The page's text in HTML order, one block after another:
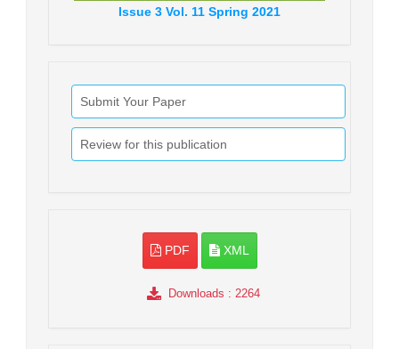
Issue 3 Vol. 11 Spring 2021
Submit Your Paper
Review for this publication
PDF XML
Downloads : 2264